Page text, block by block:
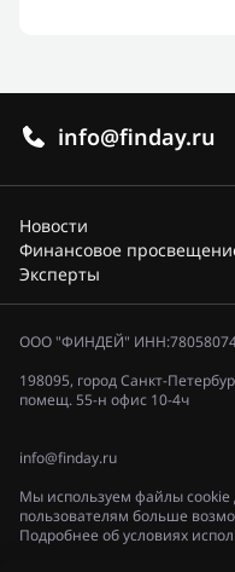
info@finday.ru
Новости
Финансовое
Эксперты
ООО "ФИНДЕЙ"
198095, город Санкт-
помещ. 55-н офис 10-4ч
info@finday.ru
Мы используем файлы cookie
пользователям больше
Подробнее об условиях